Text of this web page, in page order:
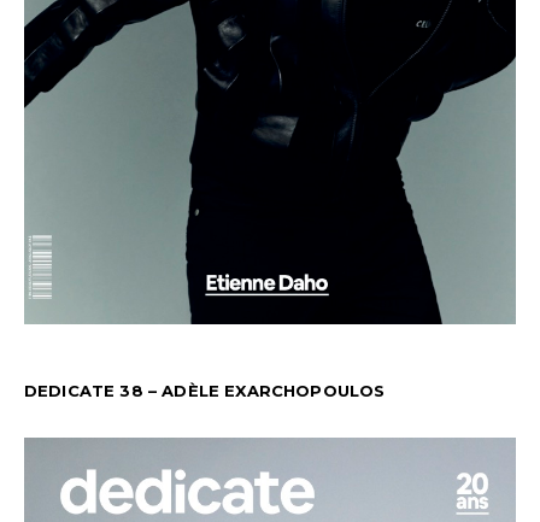
DEDICATE 38 – ADÈLE EXARCHOPOULOS